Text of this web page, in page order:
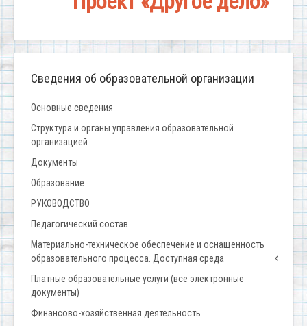
Сведения об образовательной организации
Основные сведения
Структура и органы управления образовательной
организацией
Документы
Образование
РУКОВОДСТВО
Педагогический состав
Материально-техническое обеспечение и оснащенность
образовательного процесса. Доступная среда
Платные образовательные услуги (все электронные
документы)
Финансово-хозяйственная деятельность